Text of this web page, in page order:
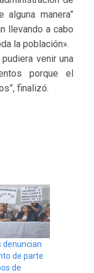
alguna manera”
llevando a cabo
la población».
venir una
porque el
finalizó.
denuncian
de parte
de